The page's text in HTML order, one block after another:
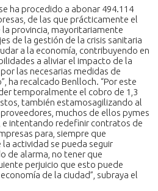
ha procedido a abonar 494.114
de las que prácticamente el
la provincia, mayoritariamente
de la gestión de la crisis sanitaria
a la economía, contribuyendo en
a aliviar el impacto de la
las necesarias medidas de
ha recalcado Benlloch. “Por este
temporalmente el cobro de 1,3
también estamosagilizando al
muchos de ellos pymes
intentando redefinir contratos de
para, siempre que
actividad se pueda seguir
de alarma, no tener que
perjuicio que esto puede
de la ciudad”, subraya el